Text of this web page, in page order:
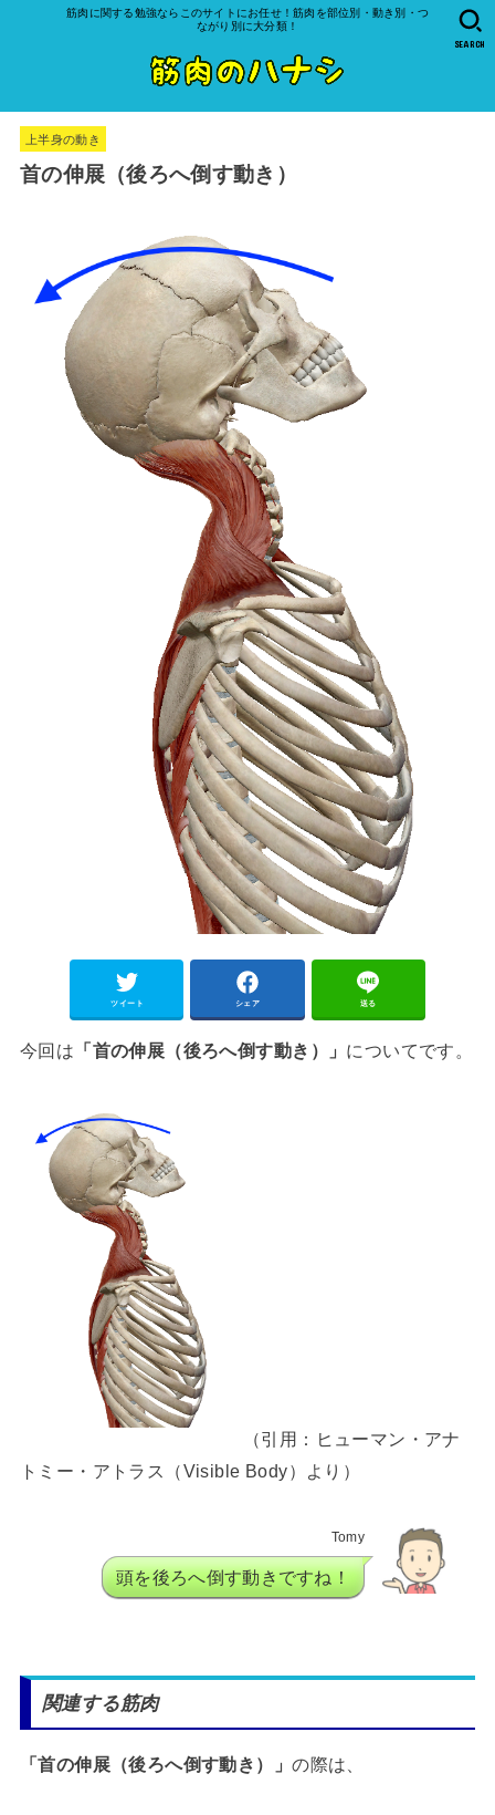
筋肉に関する勉強ならこのサイトにお任せ！筋肉を部位別・動き別・つ
ながり別に大分類！
SEARCH
上半身の動き
首の伸展（後ろへ倒す動き）
ツイート シェア 送る
今回は 「首の伸展（後ろへ倒す動き）」 についてです。
（引用：ヒューマン・アナ
トミー・アトラス（Visible Body）より）
Tomy
頭を後ろへ倒す動きですね！
関連する筋肉
「首の伸展（後ろへ倒す動き）」の際は、